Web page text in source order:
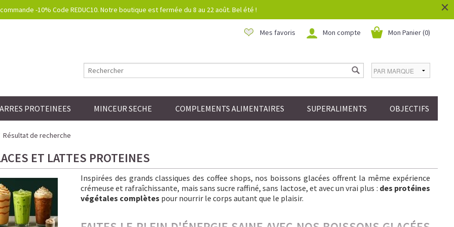
-10% Code REDUC10. Notre boutique est fermée du 8 au 22 août. Bel été ! ×
Mon Panier (0)
Mon compte
Mes favoris
PROTEINEES MINCEUR SECHE COMPLEMENTS ALIMENTAIRES SUPERALIMENTS OBJECTIFS
Résultat de recherche
ET LATTES PROTEINES
Inspirées des grands classiques des coffee shops, nos boissons glacées offrent la même expérience
crémeuse et rafraîchissante, mais sans sucre raffiné, sans lactose, et avec un vrai plus : des protéines
végétales complètes pour nourrir le corps autant que le plaisir.